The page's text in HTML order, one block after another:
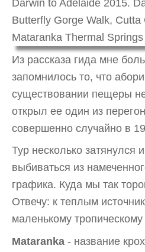
Из рассказа гида мне
запомнилось то, что
существовании пещеры
открыл ее один из
совершенно случайно в
Тур несколько затянулся
выбиваться из
графика. Куда мы так
Отвечу: к теплым
маленькому
Mataranka - название